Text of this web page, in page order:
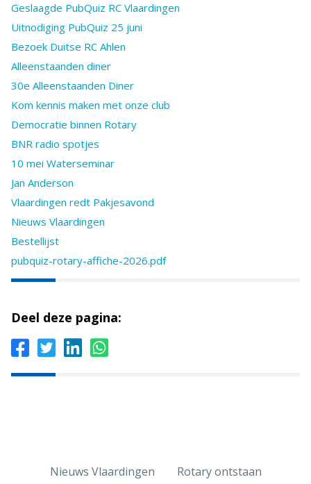
Geslaagde PubQuiz RC Vlaardingen
Uitnodiging PubQuiz 25 juni
Bezoek Duitse RC Ahlen
Alleenstaanden diner
30e Alleenstaanden Diner
Kom kennis maken met onze club
Democratie binnen Rotary
BNR radio spotjes
10 mei Waterseminar
Jan Anderson
Vlaardingen redt Pakjesavond
Nieuws Vlaardingen
Bestellijst
pubquiz-rotary-affiche-2026.pdf
Deel deze pagina:
Nieuws Vlaardingen Rotary ontstaan